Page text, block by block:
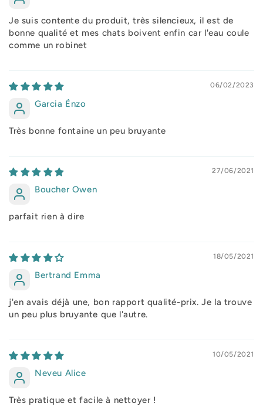
Je suis contente du produit, très silencieux, il est de
bonne qualité et mes chats boivent enfin car l'eau coule
comme un robinet
06/02/2023
Garcia Énzo
Très bonne fontaine un peu bruyante
27/06/2021
Boucher Owen
parfait rien à dire
18/05/2021
Bertrand Emma
j'en avais déjà une, bon rapport qualité-prix. Je la trouve
un peu plus bruyante que l'autre.
10/05/2021
Neveu Alice
Très pratique et facile à nettoyer !